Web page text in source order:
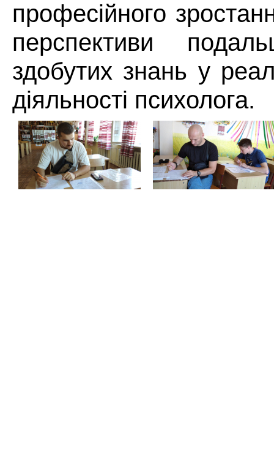
професійного
перспективи
здобутих знань у
діяльності психолога.